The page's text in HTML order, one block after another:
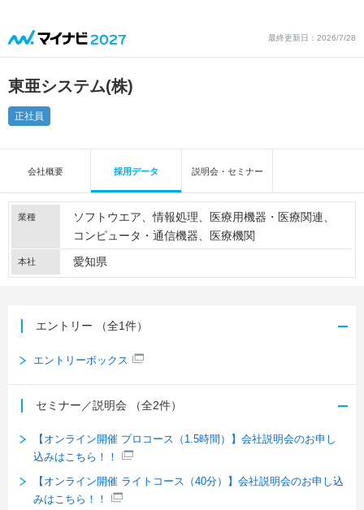
最終更新日：2026/7/28
東亜システム(株)
正社員
会社概要 採用データ 説明会・セミナー
業種 ソフトウエア 情報処理
医療用機器・医療関連
コンピュータ・通信機器
医療機関
本社 愛知県
エントリー （全1件）
エントリーボックス
セミナー／説明会 （全2件）
【オンライン開催 プロコース（1.5時間）】会社説明会のお申し
込みはこちら！！
【オンライン開催 ライトコース（40分）】会社説明会のお申し込
みはこちら！！